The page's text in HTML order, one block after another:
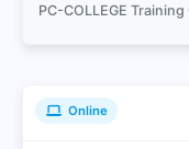
PC-COLLEGE Training
Online